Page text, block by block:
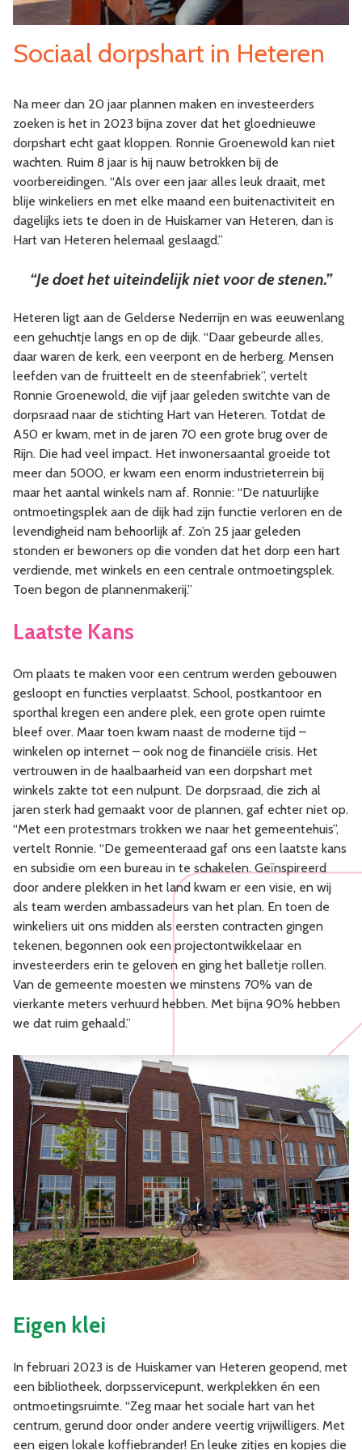
Sociaal dorpshart in Heteren
Na meer dan 20 jaar plannen maken en investeerders
zoeken is het in 2023 bijna zover dat het gloednieuwe
dorpshart echt gaat kloppen. Ronnie Groenewold kan niet
wachten. Ruim 8 jaar is hij nauw betrokken bij de
voorbereidingen. “Als over een jaar alles leuk draait, met
blije winkeliers en met elke maand een buitenactiviteit en
dagelijks iets te doen in de Huiskamer van Heteren, dan is
Hart van Heteren helemaal geslaagd.”
“Je doet het uiteindelijk niet voor de stenen.”
Heteren ligt aan de Gelderse Nederrijn en was eeuwenlang
een gehuchtje langs en op de dijk. “Daar gebeurde alles,
daar waren de kerk, een veerpont en de herberg. Mensen
leefden van de fruitteelt en de steenfabriek”, vertelt
Ronnie Groenewold, die vijf jaar geleden switchte van de
dorpsraad naar de stichting Hart van Heteren. Totdat de
A50 er kwam, met in de jaren 70 een grote brug over de
Rijn. Die had veel impact. Het inwonersaantal groeide tot
meer dan 5000, er kwam een enorm industrieterrein bij
maar het aantal winkels nam af. Ronnie: “De natuurlijke
ontmoetingsplek aan de dijk had zijn functie verloren en de
levendigheid nam behoorlijk af. Zo’n 25 jaar geleden
stonden er bewoners op die vonden dat het dorp een hart
verdiende, met winkels en een centrale ontmoetingsplek.
Toen begon de plannenmakerij.”
Laatste Kans
Om plaats te maken voor een centrum werden gebouwen
gesloopt en functies verplaatst. School, postkantoor en
sporthal kregen een andere plek, een grote open ruimte
bleef over. Maar toen kwam naast de moderne tijd –
winkelen op internet – ook nog de financiële crisis. Het
vertrouwen in de haalbaarheid van een dorpshart met
winkels zakte tot een nulpunt. De dorpsraad, die zich al
jaren sterk had gemaakt voor de plannen, gaf echter niet op.
“Met een protestmars trokken we naar het gemeentehuis”,
vertelt Ronnie. “De gemeenteraad gaf ons een laatste kans
en subsidie om een bureau in te schakelen. Geïnspireerd
door andere plekken in het land kwam er een visie, en wij
als team werden ambassadeurs van het plan. En toen de
winkeliers uit ons midden als eersten contracten gingen
tekenen, begonnen ook een projectontwikkelaar en
investeerders erin te geloven en ging het balletje rollen.
Van de gemeente moesten we minstens 70% van de
vierkante meters verhuurd hebben. Met bijna 90% hebben
we dat ruim gehaald.”
Eigen klei
In februari 2023 is de Huiskamer van Heteren geopend, met
een bibliotheek, dorpsservicepunt, werkplekken én een
ontmoetingsruimte. “Zeg maar het sociale hart van het
centrum, gerund door onder andere veertig vrijwilligers. Met
een eigen lokale koffiebrander! En leuke zitjes en kopjes die